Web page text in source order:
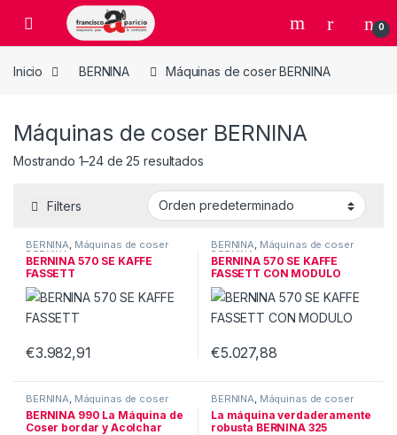
Skip to navigation
Skip to content
Open 0
Inicio BERNINA Máquinas de coser BERNINA
Máquinas de coser BERNINA
Mostrando 1–24 de 25 resultados
Filters
BERNINA, Máquinas de coser
BERNINA
BERNINA 570 SE KAFFE
FASSETT
€3.982,91
BERNINA, Máquinas de coser
BERNINA
BERNINA 570 SE KAFFE
FASSETT CON MODULO
€5.027,88
BERNINA, Máquinas de coser
BERNINA
BERNINA 990 La Máquina de
Coser bordar y Acolchar
BERNINA, Máquinas de coser
BERNINA
La máquina verdaderamente
robusta BERNINA 325